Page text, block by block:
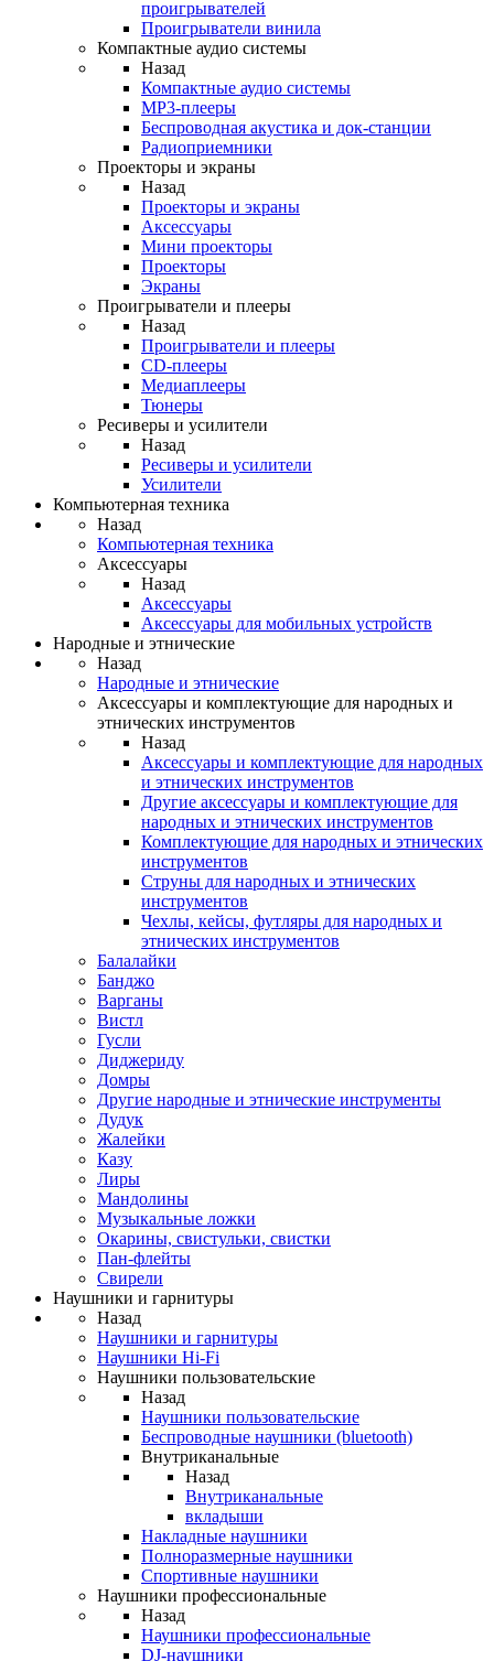
проигрывателей
Проигрыватели винила
Компактные аудио системы
Назад
Компактные аудио системы
MP3-плееры
Беспроводная акустика и док-станции
Радиоприемники
Проекторы и экраны
Назад
Проекторы и экраны
Аксессуары
Мини проекторы
Проекторы
Экраны
Проигрыватели и плееры
Назад
Проигрыватели и плееры
CD-плееры
Медиаплееры
Тюнеры
Ресиверы и усилители
Назад
Ресиверы и усилители
Усилители
Компьютерная техника
Назад
Компьютерная техника
Аксессуары
Назад
Аксессуары
Аксессуары для мобильных устройств
Народные и этнические
Назад
Народные и этнические
Аксессуары и комплектующие для народных и
этнических инструментов
Назад
Аксессуары и комплектующие для народных
и этнических инструментов
Другие аксессуары и комплектующие для
народных и этнических инструментов
Комплектующие для народных и этнических
инструментов
Струны для народных и этнических
инструментов
Чехлы, кейсы, футляры для народных и
этнических инструментов
Балалайки
Банджо
Варганы
Вистл
Гусли
Диджериду
Домры
Другие народные и этнические инструменты
Дудук
Жалейки
Казу
Лиры
Мандолины
Музыкальные ложки
Окарины, свистульки, свистки
Пан-флейты
Свирели
Наушники и гарнитуры
Назад
Наушники и гарнитуры
Наушники Hi-Fi
Наушники пользовательские
Назад
Наушники пользовательские
Беспроводные наушники (bluetooth)
Внутриканальные
Назад
Внутриканальные
вкладыши
Накладные наушники
Полноразмерные наушники
Спортивные наушники
Наушники профессиональные
Назад
Наушники профессиональные
DJ-наушники